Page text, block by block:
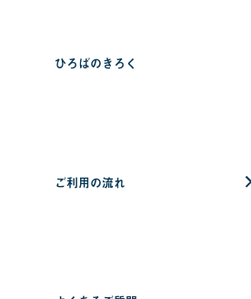
ひろばのきろく
ご利用の流れ